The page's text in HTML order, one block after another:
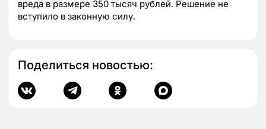
вреда в размере 350 тысяч рублей. Решение не
вступило в законную силу.
Поделиться новостью: